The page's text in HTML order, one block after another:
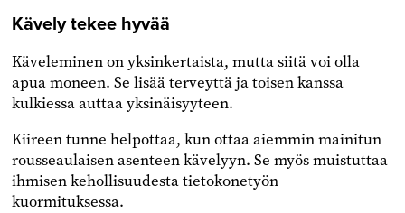
Kävely tekee hyvää
Käveleminen on yksinkertaista, mutta siitä voi olla
apua moneen. Se lisää terveyttä ja toisen kanssa
kulkiessa auttaa yksinäisyyteen.
Kiireen tunne helpottaa, kun ottaa aiemmin mainitun
rousseaulaisen asenteen kävelyyn. Se myös muistuttaa
ihmisen kehollisuudesta tietokonetyön
kuormituksessa.